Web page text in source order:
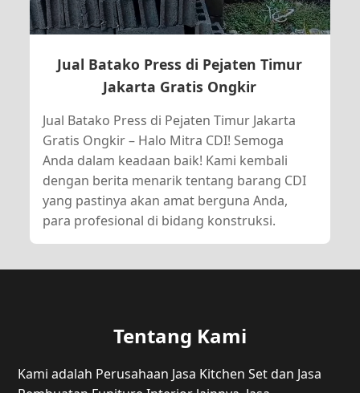
Jual Batako Press di Pejaten Timur
Jakarta Gratis Ongkir
Jual Batako Press di Pejaten Timur Jakarta
Gratis Ongkir – Halo Mitra CDI! Semoga
Anda dalam keadaan baik! Kami kembali
dengan berita menarik tentang barang CDI
yang pastinya akan amat berguna Anda,
para profesional di bidang konstruksi.
Tentang Kami
Kami adalah Perusahaan Jasa Kitchen Set dan Jasa